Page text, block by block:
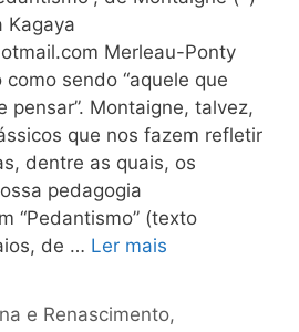
Kagaya
Merleau-Ponty
sendo “aquele que
pensar”. Montaigne, talvez,
que nos fazem refletir
dentre as quais, os
pedagogia
“Pedantismo” (texto
de … Ler mais
e Renascimento,